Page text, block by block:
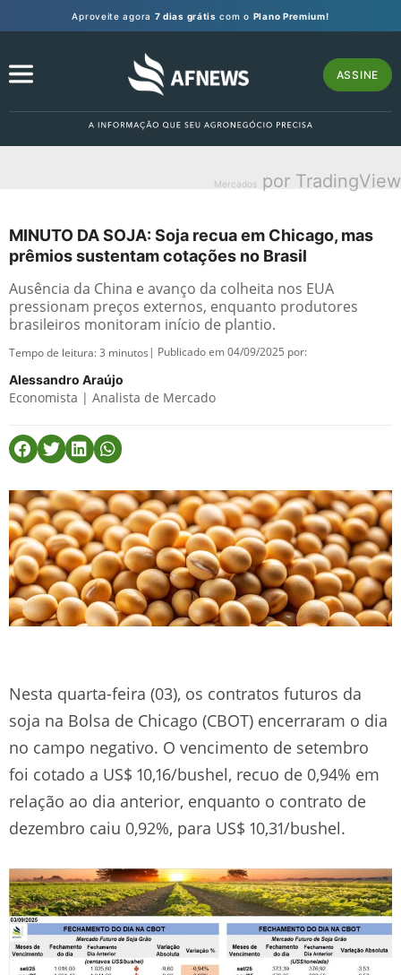
Aproveite agora 7 dias grátis com o Plano Premium!
ASSINE
Mercados por TradingView
MINUTO DA SOJA: Soja recua em Chicago, mas
prêmios sustentam cotações no Brasil
Ausência da China e avanço da colheita nos EUA
pressionam preços externos, enquanto produtores
brasileiros monitoram início de plantio.
Tempo de leitura:3 minutos | Publicado em 04/09/2025 por:
Alessandro Araújo
Economista | Analista de Mercado
Nesta quarta-feira (03), os contratos futuros da
soja na Bolsa de Chicago (CBOT) encerraram o dia
no campo negativo. O vencimento de setembro
foi cotado a US$ 10,16/bushel, recuo de 0,94% em
relação ao dia anterior, enquanto o contrato de
dezembro caiu 0,92%, para US$ 10,31/bushel.